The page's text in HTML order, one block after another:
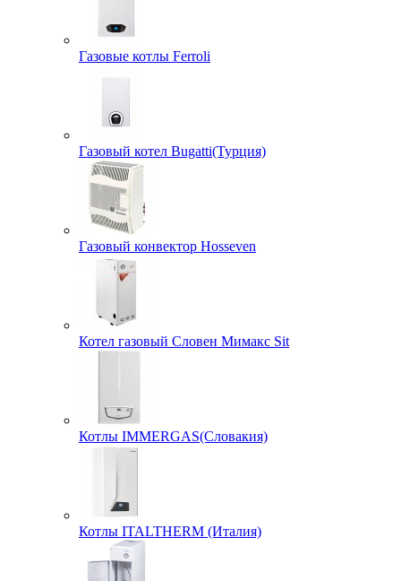
Газовые котлы Ferroli
Газовый котел Bugatti(Турция)
Газовый конвектор Hosseven
Котел газовый Словен Мимакс Sit
Котлы IMMERGAS(Словакия)
Котлы ITALTHERM (Италия)